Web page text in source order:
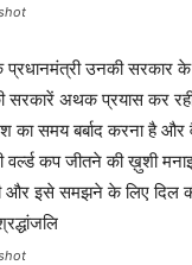
उनकी सरकार
सरकारें अथक प्रयास कर
का समय बर्बाद करना है और
कप जीतने की ख़ुशी
और इसे समझने के लिए दिल